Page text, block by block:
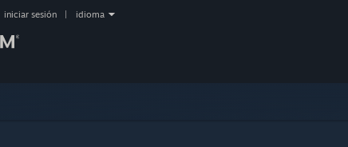
iniciar sesión idioma